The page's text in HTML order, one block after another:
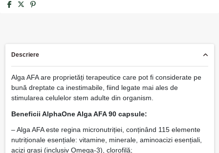
Descriere
Alga AFA are proprietăți terapeutice care pot fi considerate pe
bună dreptate ca inestimabile, fiind legate mai ales de
stimularea celulelor stem adulte din organism.
Beneficii AlphaOne Alga AFA 90 capsule:
– Alga AFA este regina micronutriției, conținând 115 elemente
nutriționale esențiale: vitamine, minerale, aminoacizi esențiali,
acizi grași (inclusiv Omega-3), clorofilă;